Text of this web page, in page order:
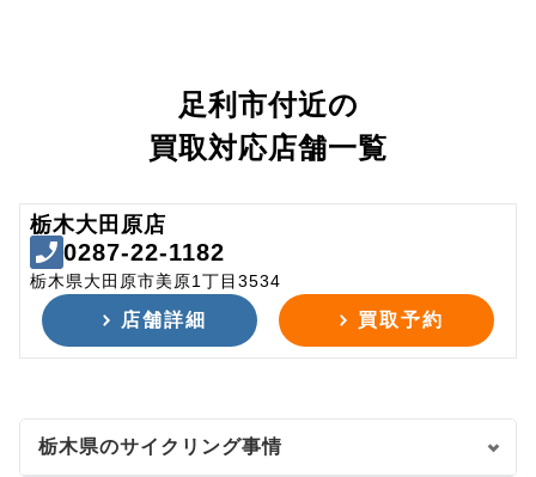
足利市付近の
買取対応店舗一覧
栃木大田原店
0287-22-1182
栃木県大田原市美原1丁目3534
店舗詳細 買取予約
栃木県のサイクリング事情